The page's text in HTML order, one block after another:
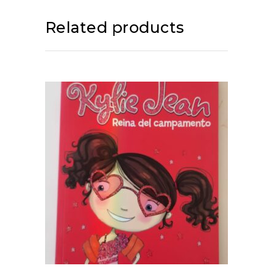
Related products
ADD TO CART